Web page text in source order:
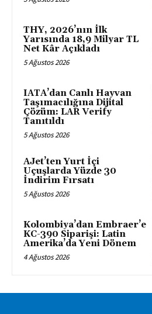
THY, 2026’nın İlk
Yarısında 18,9 Milyar TL
Net Kâr Açıkladı
5 Ağustos 2026
IATA’dan Canlı Hayvan
Taşımacılığına Dijital
Çözüm: LAR Verify
Tanıtıldı
5 Ağustos 2026
AJet’ten Yurt İçi
Uçuşlarda Yüzde 30
İndirim Fırsatı
5 Ağustos 2026
Kolombiya’dan Embraer’e
KC-390 Siparişi: Latin
Amerika’da Yeni Dönem
4 Ağustos 2026